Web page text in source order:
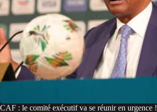
CAF : le comité exécutif va se réunir en urgence !